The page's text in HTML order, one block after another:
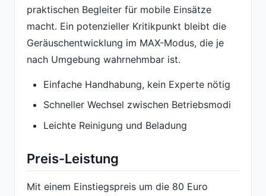
praktischen Begleiter für mobile Einsätze
macht. Ein potenzieller Kritikpunkt bleibt die
Geräuschentwicklung im MAX-Modus, die je
nach Umgebung wahrnehmbar ist.
Einfache Handhabung, kein Experte nötig
Schneller Wechsel zwischen Betriebsmodi
Leichte Reinigung und Beladung
Preis-Leistung
Mit einem Einstiegspreis um die 80 Euro